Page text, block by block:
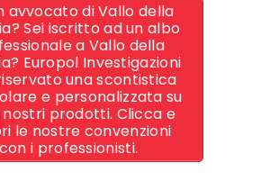
avvocato di Vallo della
Sei iscritto ad un albo
a Vallo della
Europol Investigazioni
una scontistica
e personalizzata su
prodotti. Clicca e
le nostre convenzioni
con i professionisti.